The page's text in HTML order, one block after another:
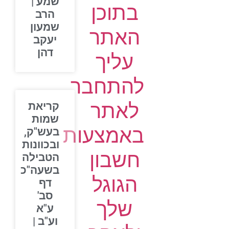
בתוכן
האתר
עליך
להתחבר
לאתר
באמצעות
חשבון
הגוגל
שלך
הרב
שמעון
יעקב
דהן
קריאת
שמות
בעש"ק,
ובכוונות
הטבילה
בשעה"כ
דף
סב'
ע"א
וע"ב |